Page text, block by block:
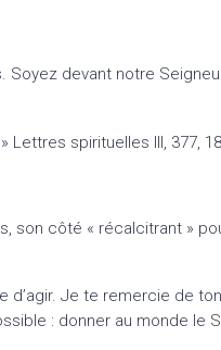
devant notre
spirituelles III, 377,
côté « récalcitrant »
Je te remercie de
: donner au monde le